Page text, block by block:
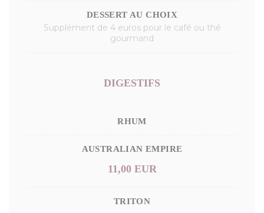
DESSERT AU CHOIX
Supplément de 4 euros pour le café ou thé
gourmand
DIGESTIFS
RHUM
AUSTRALIAN EMPIRE
11,00 EUR
TRITON